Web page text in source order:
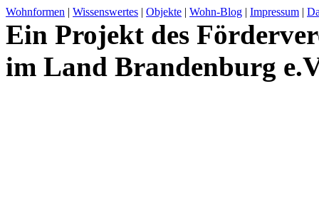
Wohnformen | Wissenswertes | Objekte | Wohn-Blog | Impressum |
Ein Projekt des
im Land Brandenburg